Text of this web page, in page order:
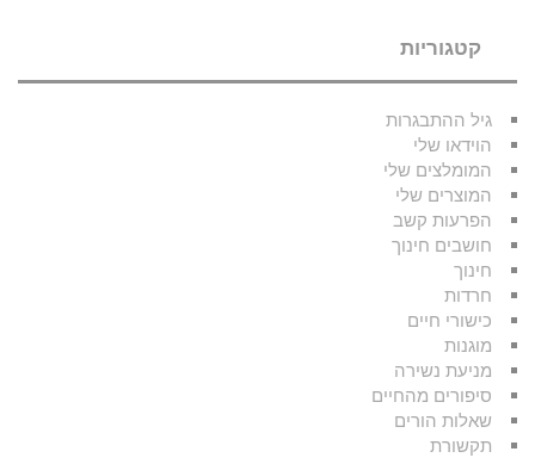
קטגוריות
גיל ההתבגרות
הוידאו שלי
המומלצים שלי
המוצרים שלי
הפרעות קשב
חושבים חינוך
חינוך
חרדות
כישורי חיים
מוגנות
מניעת נשירה
סיפורים מהחיים
שאלות הורים
תקשורת